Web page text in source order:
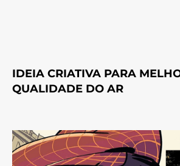
IDEIA CRIATIVA PARA
QUALIDADE DO AR